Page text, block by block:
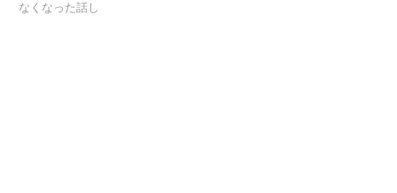
なくなった話し